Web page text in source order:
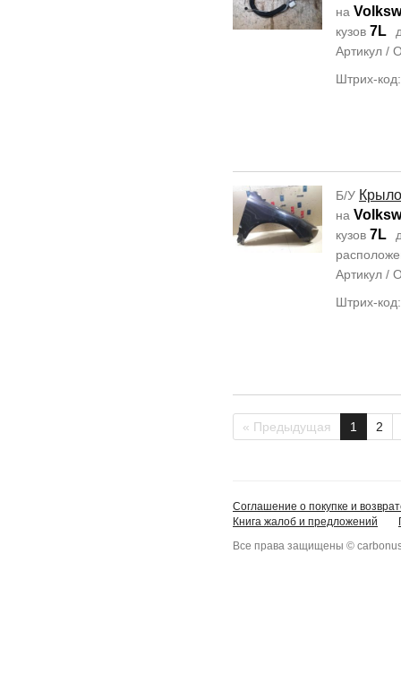
на
кузов 7L
Артикул /
Штрих-
Б/У
на
кузов 7L
Артикул /
Штрих-
« Предыдущая 1 2
Соглашение о покупке и
Книга жалоб и предложений
Все права защищены ©